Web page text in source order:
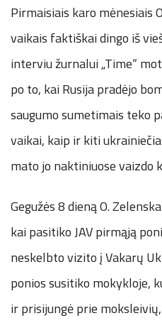
Pirmaisiais karo mėnesiais
vaikais faktiškai dingo iš
interviu žurnalui „Time“
po to, kai Rusija pradėjo
saugumo sumetimais teko
vaikai, kaip ir kiti
mato jo naktiniuose vaizdo
Gegužės 8 dieną O.
kai pasitiko JAV pirmąją
neskelbto vizito į Vakarų
ponios susitiko mokykloje,
ir prisijungė prie